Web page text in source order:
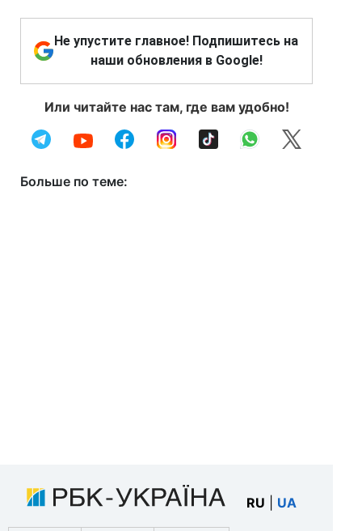
Не упустите главное! Подпишитесь на
наши обновления в Google!
Или читайте нас там, где вам удобно!
Больше по теме:
RU UA